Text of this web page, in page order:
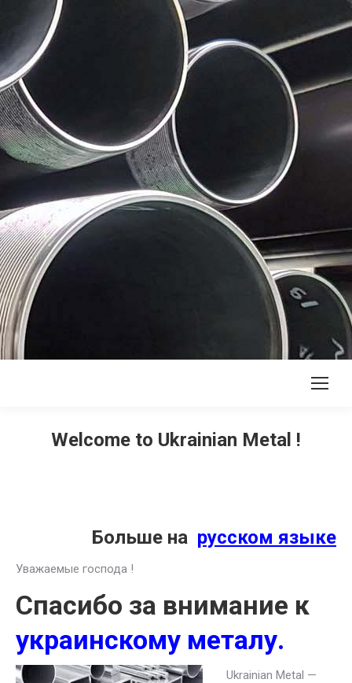
Welcome to Ukrainian Metal !
Больше на русском языке
Уважаемые господа !
Спасибо за внимание к
украинскому металу.
Ukrainian Metal —